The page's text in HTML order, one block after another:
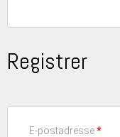
Registrer
E-postadresse*